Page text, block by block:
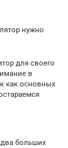
нужно
для своего
в
как основных
два больших